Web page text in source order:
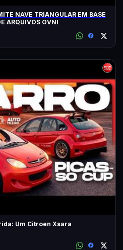
NAVE TRIANGULAR EM BASE
ARQUIVOS OVNI
Um Citroen Xsara